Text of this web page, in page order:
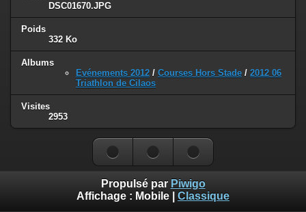
DSC01670.JPG
Poids
332 Ko
Albums
Evénements 2012 / Courses Hors Stade / 2012 06
Triathlon de Cilaos
Visites
2953
Propulsé par Piwigo
Affichage : Mobile Classique